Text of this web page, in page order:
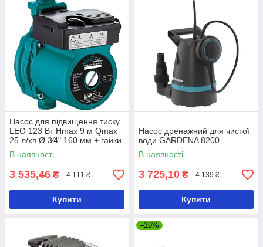
Насос для підвищення тиску
LEO 123 Вт Hmax 9 м Qmax
25 л/хв Ø 3⁄4" 160 мм + гайки
Ø1⁄2" 774741
В наявності
3 535,46 ₴ 4 111 ₴
Купити
Насос дренажний для чистої
води GARDENA 8200
В наявності
3 725,10 ₴ 4 139 ₴
Купити
–10%